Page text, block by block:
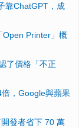
靠ChatGPT，成
Open Printer」概
了價格「不正
，Google與蘋果
發者省下 70 萬